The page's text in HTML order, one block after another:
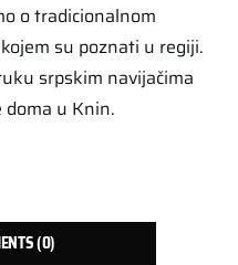
o tradicionalnom
su poznati u regiji.
srpskim navijačima
u Knin.
(0)